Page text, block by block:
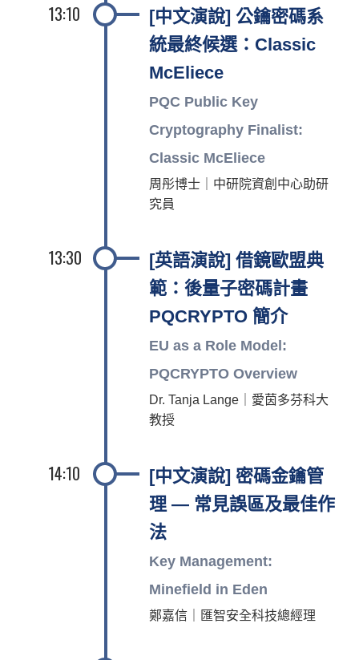
13:10
[中文演說] 公鑰密碼系
統最終候選：Classic
McEliece
PQC Public Key
Cryptography Finalist:
Classic McEliece
周彤博士｜中研院資創中心助研
究員
13:30
[英語演說] 借鏡歐盟典
範：後量子密碼計畫
PQCRYPTO 簡介
EU as a Role Model:
PQCRYPTO Overview
Dr. Tanja Lange｜愛茵多芬科大
教授
14:10
[中文演說] 密碼金鑰管
理 — 常見誤區及最佳作
法
Key Management:
Minefield in Eden
鄭嘉信｜匯智安全科技總經理